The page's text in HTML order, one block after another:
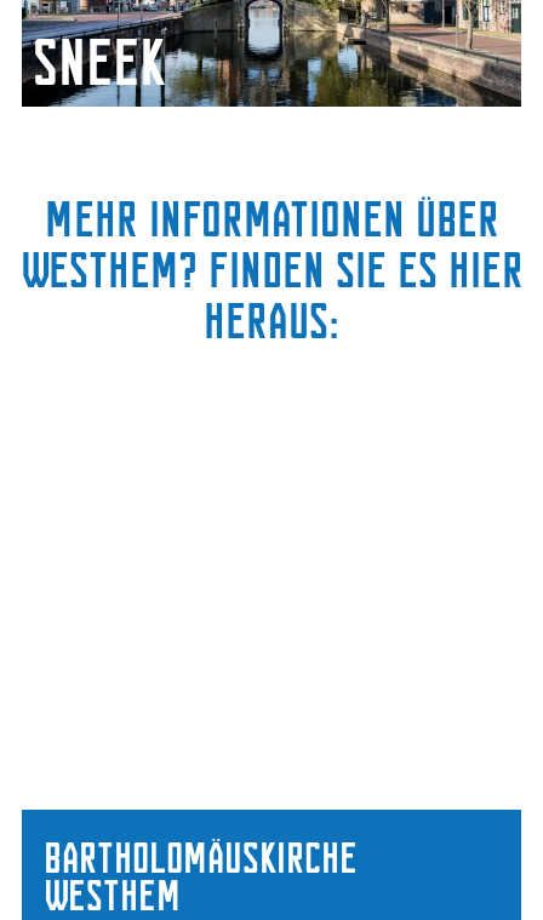
Sneek
Mehr Informationen über
Westhem? Finden Sie es hier
heraus:
Bartholomäuskirche
Westhem